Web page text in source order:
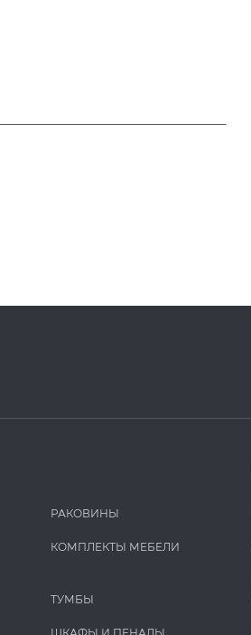
РАКОВИНЫ
КОМПЛЕКТЫ МЕБЕЛИ
ТУМБЫ